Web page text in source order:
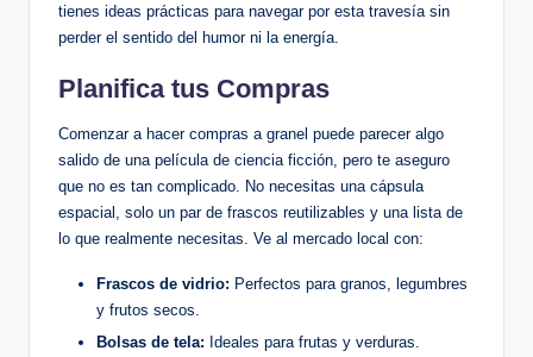
tienes ideas prácticas para navegar por esta travesía sin
perder el sentido del humor ni la energía.
Planifica tus Compras
Comenzar a hacer compras a granel puede parecer algo
salido de una película de ciencia ficción, pero te aseguro
que no es tan complicado. No necesitas una cápsula
espacial, solo un par de frascos reutilizables y una lista de
lo que realmente necesitas. Ve al mercado local con:
Frascos de vidrio: Perfectos para granos, legumbres
y frutos secos.
Bolsas de tela: Ideales para frutas y verduras.